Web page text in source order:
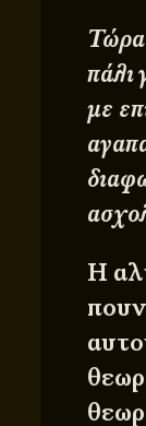
Τώρα
πάλι
με
Η